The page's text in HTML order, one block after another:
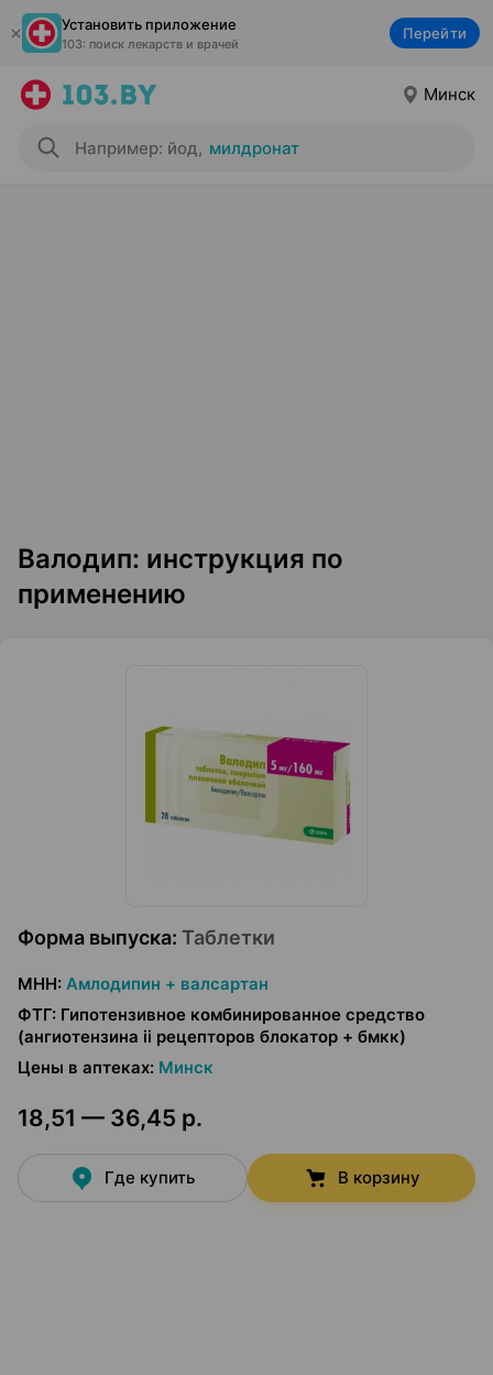
Установить приложение
103: поиск лекарств и врачей
Перейти
Минск
Например: йод, милдронат
Валодип: инструкция по
применению
Форма выпуска: Таблетки
МНН: Амлодипин + валсартан
ФТГ: Гипотензивное комбинированное средство
(ангиотензина ii рецепторов блокатор + бмкк)
Цены в аптеках: Минск
18,51 — 36,45 р.
Где купить В корзину